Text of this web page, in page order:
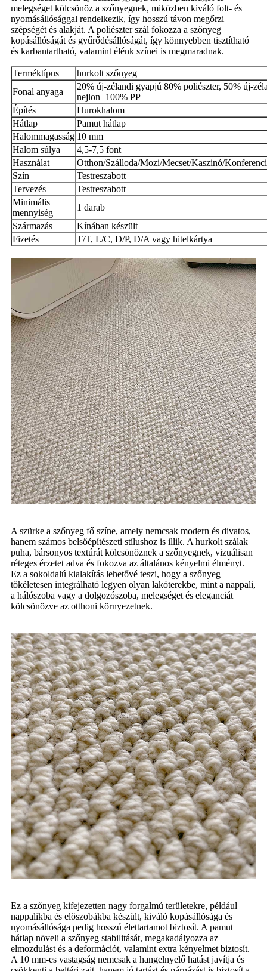
melegséget kölcsönöz a szőnyegnek, miközben kiváló folt- és
nyomásállósággal rendelkezik, így hosszú távon megőrzi
szépségét és alakját. A poliészter szál fokozza a szőnyeg
kopásállóságát és gyűrődésállóságát, így könnyebben tisztítható
és karbantartható, valamint élénk színei is megmaradnak.
Terméktípus
hurkolt szőnyeg
Fonal anyaga
20% új-zélandi gyapjú 80% poliészter, 50% új-
nejlon+100% PP
Építés
Hurokhalom
Hátlap
Pamut hátlap
Halommagasság 10 mm
Halom súlya
4,5-7,5 font
Használat
Otthon/Szálloda/Mozi/Mecset/Kaszinó/
Szín
Testreszabott
Tervezés
Testreszabott
Minimális
mennyiség
1 darab
Származás
Kínában készült
Fizetés
T/T, L/C, D/P, D/A vagy hitelkártya
A szürke a szőnyeg fő színe, amely nemcsak modern és divatos,
hanem számos belsőépítészeti stílushoz is illik. A hurkolt szálak
puha, bársonyos textúrát kölcsönöznek a szőnyegnek, vizuálisan
réteges érzetet adva és fokozva az általános kényelmi élményt.
Ez a sokoldalú kialakítás lehetővé teszi, hogy a szőnyeg
tökéletesen integrálható legyen olyan lakóterekbe, mint a nappali,
a hálószoba vagy a dolgozószoba, melegséget és eleganciát
kölcsönözve az otthoni környezetnek.
Ez a szőnyeg kifejezetten nagy forgalmú területekre, például
nappalikba és előszobákba készült, kiváló kopásállósága és
nyomásállósága pedig hosszú élettartamot biztosít. A pamut
hátlap növeli a szőnyeg stabilitását, megakadályozza az
elmozdulást és a deformációt, valamint extra kényelmet biztosít.
A 10 mm-es vastagság nemcsak a hangelnyelő hatást javítja és